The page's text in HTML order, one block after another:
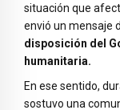
situación que
envió un mensaje
disposición del
humanitaria.
En ese sentido,
sostuvo una